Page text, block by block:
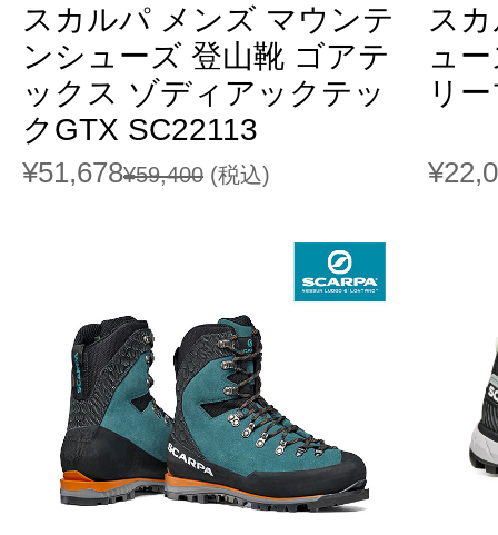
スカルパ メンズ マウンテ
ンシューズ 登山靴 ゴアテ
ックス ゾディアックテッ
クGTX SC22113
¥51,678¥59,400 (税込)
ス
ュ
リ